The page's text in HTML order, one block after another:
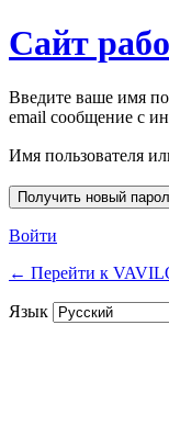
Сайт
Введите ваше имя
email сообщение с
Имя пользователя
Войти
← Перейти к
Язык